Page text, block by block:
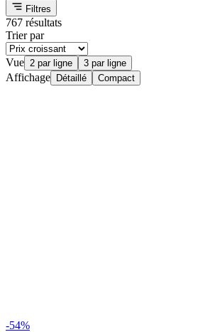
Filtres
767 résultats
Trier par
Vue 2 par ligne 3 par ligne
Affichage Détaillé Compact
-54%